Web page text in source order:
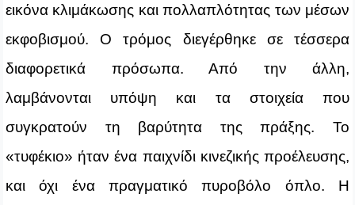
εικόνα κλιμάκωσης και πολλαπλότητας των μέσων
εκφοβισμού. Ο τρόμος διεγέρθηκε σε τέσσερα
διαφορετικά πρόσωπα. Από την άλλη,
λαμβάνονται υπόψη και τα στοιχεία που
συγκρατούν τη βαρύτητα της πράξης. Το
«τυφέκιο» ήταν ένα παιχνίδι κινεζικής προέλευσης,
και όχι ένα πραγματικό πυροβόλο όπλο. Η